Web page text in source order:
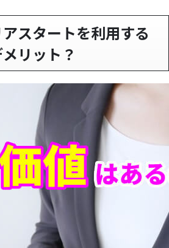
スタートを利用する
リット？